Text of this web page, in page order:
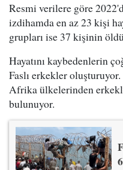
Resmi verilere göre
izdihamda en az 23 kişi
grupları ise 37 kişinin
Hayatını kaybedenlerin
Faslı erkekler
Afrika ülkelerinden
bulunuyor.